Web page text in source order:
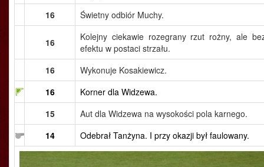
16
Świetny odbiór Muchy.
16
Kolejny ciekawie rozegrany rzut rożny, ale
efektu w postaci strzału.
16
Wykonuje Kosakiewicz.
16
Korner dla Widzewa.
15
Aut dla Widzewa na wysokości pola karnego.
14
Odebrał Tanżyna. I przy okazji był faulowany.